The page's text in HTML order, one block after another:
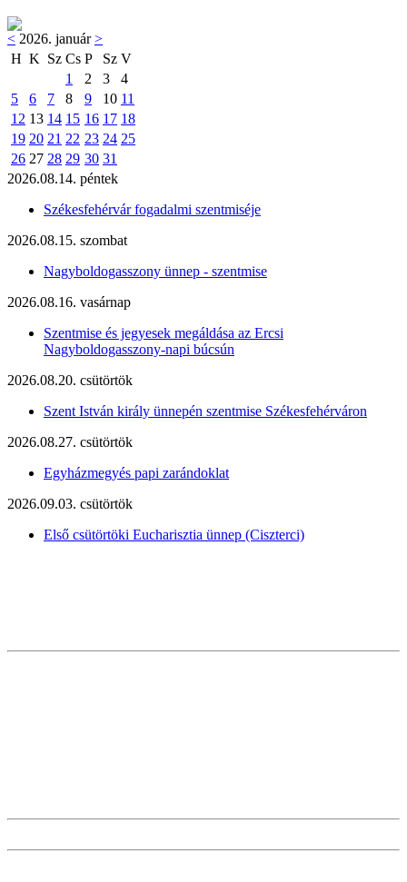
< 2026. január>
H K Sz Cs P Sz V
1
2 3
4
5
6 7 8 9 10 11
12 13 14 15 16 17 18
19 20 21 22 23 24 25
26 27 28 29 30 31
2026.08.14. péntek
Székesfehérvár fogadalmi szentmiséje
2026.08.15. szombat
Nagyboldogasszony ünnep - szentmise
2026.08.16. vasárnap
Szentmise és jegyesek megáldása az Ercsi
Nagyboldogasszony-napi búcsún
2026.08.20. csütörtök
Szent István király ünnepén szentmise Székesfehérváron
2026.08.27. csütörtök
Egyházmegyés papi zarándoklat
2026.09.03. csütörtök
Első csütörtöki Eucharisztia ünnep (Ciszterci)